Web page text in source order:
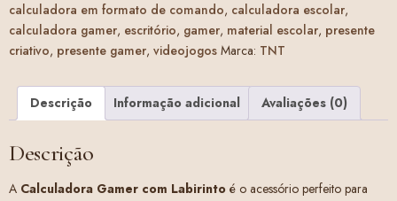
calculadora em formato de comando, calculadora escolar,
calculadora gamer, escritório, gamer, material escolar, presente
criativo, presente gamer, videojogos Marca: TNT
Descrição Informação adicional Avaliações (0)
Descrição
A Calculadora Gamer com Labirinto é o acessório perfeito para